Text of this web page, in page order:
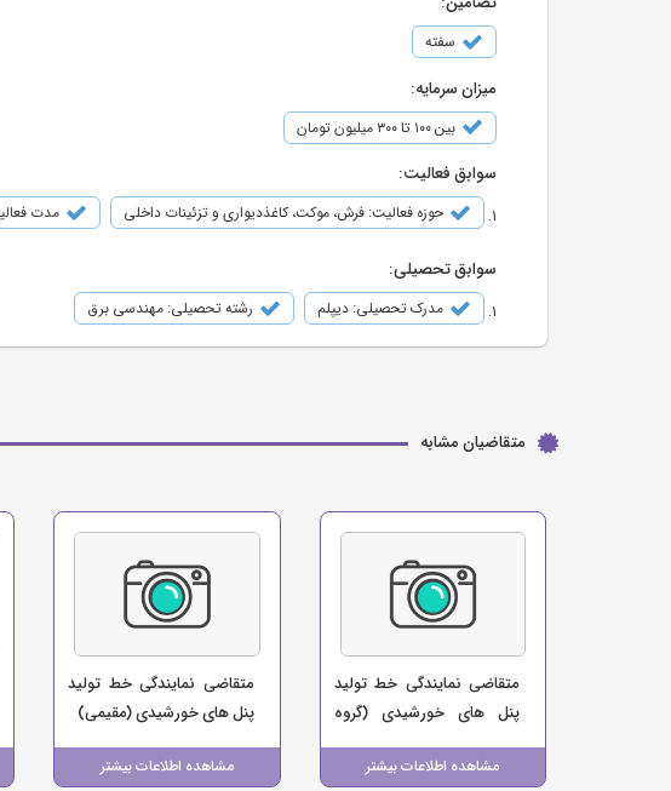
سفته
میزان سرمایه:
بین ۱۰۰ تا ۳۰۰ میلیون تومان
سوابق فعالیت:
حوزه فعالیت: فرش، موکت، کاغذدیواری و تزئینات داخلی مدت فعالیت:
سوابق تحصیلی:
مدرک تحصیلی: دیپلم رشته تحصیلی: مهندسی برق
متقاضیان مشابه
مشاهده اطلاعات بیشتر
متقاضی نمایندگی خط تولید
پنل های خورشیدی (گروه
صنعتی حمید)
مشاهده اطلاعات بیشتر
متقاضی نمایندگی خط تولید
پنل های خورشیدی (مقیمی)